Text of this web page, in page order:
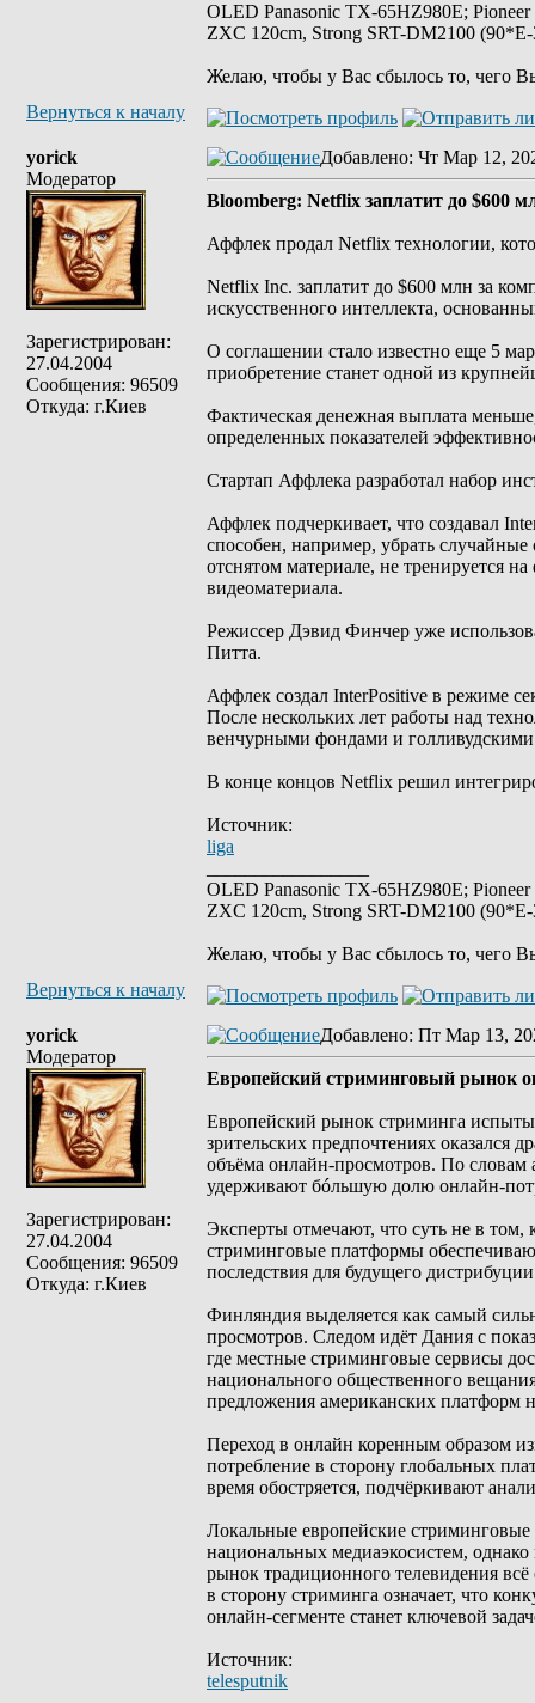
OLED Panasonic TX-65HZ980E;
ZXC 120cm, Strong SRT-DM2100
Желаю, чтобы у Вас сбылось то, чего
Вернуться к началу
yorick
Модератор
Зарегистрирован:
27.04.2004
Сообщения: 96509
Откуда: г.Киев
Добавлено: Чт Мар 12,
Bloomberg: Netflix заплатит до $600
Аффлек продал Netflix технологии,
Netflix Inc. заплатит до $600 млн за
искусственного интеллекта,
О соглашении стало известно еще 5
приобретение станет одной из
Фактическая денежная выплата
определенных показателей
Стартап Аффлека разработал набор
Аффлек подчеркивает, что создавал
способен, например, убрать
отснятом материале, не тренируется
видеоматериала.
Режиссер Дэвид Финчер уже
Питта.
Аффлек создал InterPositive в режиме
После нескольких лет работы над
венчурными фондами и
В конце концов Netflix решил
Источник:
liga
OLED Panasonic TX-65HZ980E;
ZXC 120cm, Strong SRT-DM2100
Желаю, чтобы у Вас сбылось то, чего
Вернуться к началу
yorick
Модератор
Зарегистрирован:
27.04.2004
Сообщения: 96509
Откуда: г.Киев
Добавлено: Пт Мар 13,
Европейский стриминговый рынок
Европейский рынок стриминга
зрительских предпочтениях оказался
объёма онлайн-просмотров. По словам
удерживают бóльшую долю онлайн-
Эксперты отмечают, что суть не в том,
стриминговые платформы
последствия для будущего
Финляндия выделяется как самый
просмотров. Следом идёт Дания с
где местные стриминговые сервисы
национального общественного
предложения американских платформ
Переход в онлайн коренным образом
потребление в сторону глобальных
время обостряется, подчёркивают
Локальные европейские
национальных медиаэкосистем,
рынок традиционного телевидения
в сторону стриминга означает, что
онлайн-сегменте станет ключевой
Источник:
telesputnik